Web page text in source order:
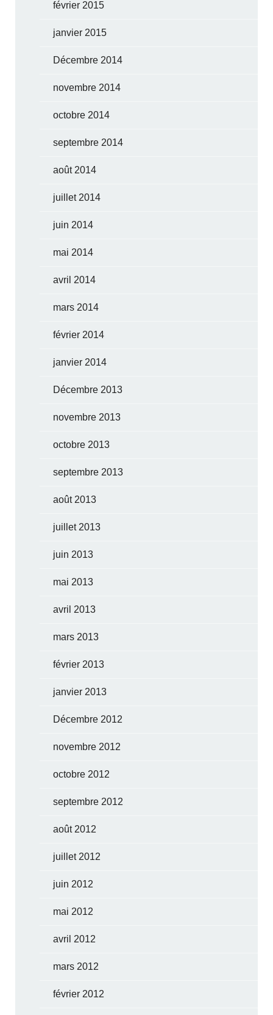
février 2015
janvier 2015
Décembre 2014
novembre 2014
octobre 2014
septembre 2014
août 2014
juillet 2014
juin 2014
mai 2014
avril 2014
mars 2014
février 2014
janvier 2014
Décembre 2013
novembre 2013
octobre 2013
septembre 2013
août 2013
juillet 2013
juin 2013
mai 2013
avril 2013
mars 2013
février 2013
janvier 2013
Décembre 2012
novembre 2012
octobre 2012
septembre 2012
août 2012
juillet 2012
juin 2012
mai 2012
avril 2012
mars 2012
février 2012